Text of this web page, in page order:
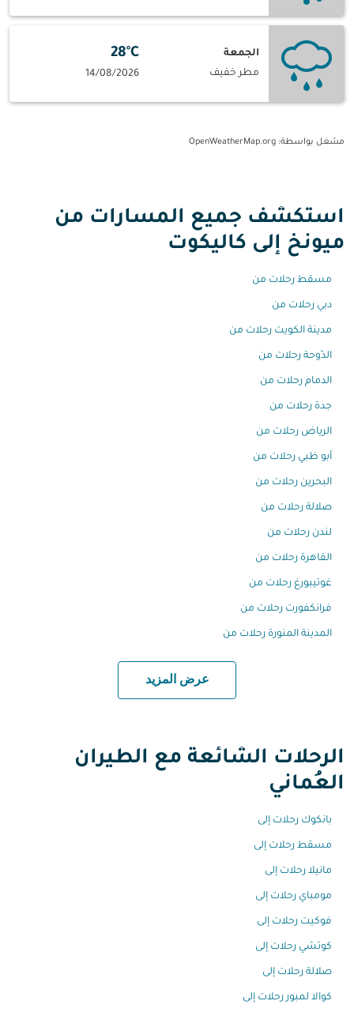
الجمعة
مطر خفيف
28°C
14/08/2026
مشغل بواسطة: OpenWeatherMap.org
استكشف جميع المسارات من
ميونخ إلى كاليكوت
مسقط رحلات من
دبي رحلات من
مدينة الكويت رحلات من
الدّوحة رحلات من
الدمام رحلات من
جدة رحلات من
الرياض رحلات من
أبو ظبي رحلات من
البحرين رحلات من
صلالة رحلات من
لندن رحلات من
القاهرة رحلات من
غوتيبورغ رحلات من
فرانكفورت رحلات من
المدينة المنورة رحلات من
عرض المزيد
الرحلات الشائعة مع الطيران
العُماني
بانكوك رحلات إلى
مسقط رحلات إلى
مانيلا رحلات إلى
مومباي رحلات إلى
فوكيت رحلات إلى
كوتشي رحلات إلى
صلالة رحلات إلى
كوالا لمبور رحلات إلى